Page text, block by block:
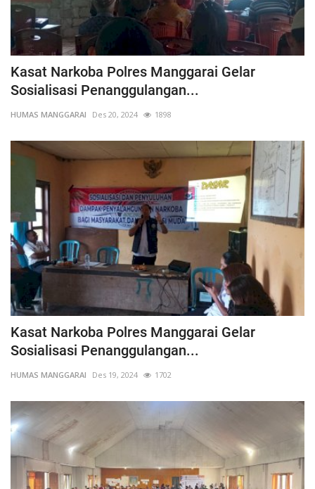
Kasat Narkoba Polres Manggarai Gelar
Sosialisasi Penanggulangan...
HUMAS MANGGARAI Des 20, 2024 1898
Kasat Narkoba Polres Manggarai Gelar
Sosialisasi Penanggulangan...
HUMAS MANGGARAI Des 19, 2024 1702